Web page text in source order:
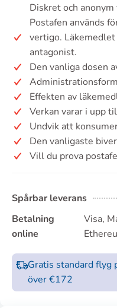
Diskret och anonym
Postafen används
vertigo.
antagonist.
Den vanliga dosen
Effekten av
Verkan varar i upp
Undvik att
Den vanligaste
Vill du prova
Spårbar leverans
Betalning
online
Visa,
Gratis standard flyg
över €172